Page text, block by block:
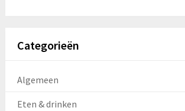
Categorieën
Algemeen
Eten & drinken